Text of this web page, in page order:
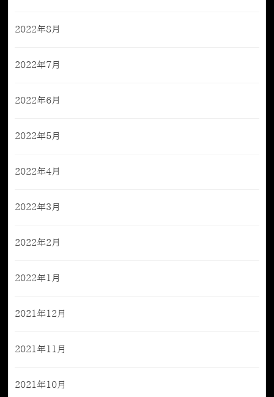
2022年8月
2022年7月
2022年6月
2022年5月
2022年4月
2022年3月
2022年2月
2022年1月
2021年12月
2021年11月
2021年10月